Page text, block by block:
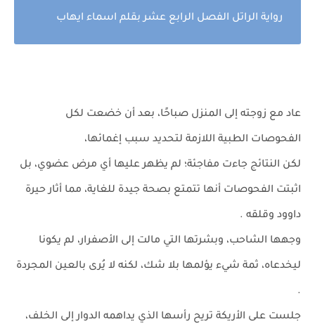
رواية الراتل الفصل الرابع عشر بقلم اسماء ايهاب
عاد مع زوجته إلى المنزل صباحًا، بعد أن خضعت لكل
الفحوصات الطبية اللازمة لتحديد سبب إغمائها،
لكن النتائج جاءت مفاجئة؛ لم يظهر عليها أي مرض عضوي، بل
اثبتت الفحوصات أنها تتمتع بصحة جيدة للغاية، مما أثار حيرة
داوود وقلقه .
وجهها الشاحب، وبشرتها التي مالت إلى الأصفرار، لم يكونا
ليخدعاه، ثمة شيء يؤلمها بلا شك، لكنه لا يُرى بالعين المجردة
.
جلست على الأريكة تريح رأسها الذي يداهمه الدوار إلى الخلف،